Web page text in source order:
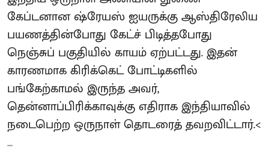
கேப்டனான ஷ்ரேயஸ் ஐயருக்கு ஆஸ்திரேலிய
பயணத்தின்போது கேட்ச் பிடித்தபோது
நெஞ்சுப் பகுதியில் காயம் ஏற்பட்டது. இதன்
காரணமாக கிரிக்கெட் போட்டிகளில்
பங்கேற்காமல் இருந்த அவர்,
தென்னாப்பிரிக்காவுக்கு எதிராக இந்தியாவில்
நடைபெற்ற ஒருநாள் தொடரைத் தவறவிட்டார்.<
...